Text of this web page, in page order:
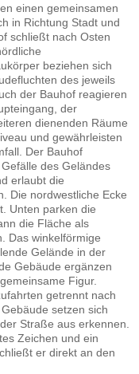
einen gemeinsamen
in Richtung Stadt und
schließt nach Osten
beziehen sich
des jeweils
der Bauhof reagieren
der
dienenden Räume
und gewährleisten
Der Bauhof
des Geländes
erlaubt die
Die nordwestliche Ecke
Unten parken die
die Fläche als
Das winkelförmige
Gelände in der
Gebäude ergänzen
Figur.
getrennt nach
setzen sich
Straße aus erkennen.
Zeichen und ein
er direkt an den